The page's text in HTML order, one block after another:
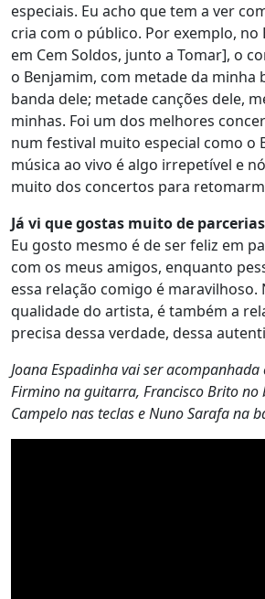
especiais. Eu acho que tem a ver
cria com o público. Por exemplo, no
em Cem Soldos, junto a Tomar], o
o Benjamim, com metade da minha
banda dele; metade canções dele,
minhas. Foi um dos melhores
num festival muito especial como o
música ao vivo é algo irrepetível e
muito dos concertos para
Já vi que gostas muito de
Eu gosto mesmo é de ser feliz em
com os meus amigos, enquanto
essa relação comigo é maravilhoso.
qualidade do artista, é também a
precisa dessa verdade, dessa
Joana Espadinha vai ser
Firmino na guitarra, Francisco Brito
Campelo nas teclas e Nuno Sarafa na